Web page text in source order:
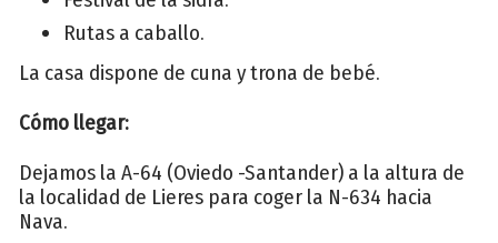
Rutas a caballo.
La casa dispone de cuna y trona de bebé.
Cómo llegar:
Dejamos la A-64 (Oviedo -Santander) a la altura de
la localidad de Lieres para coger la N-634 hacia
Nava.